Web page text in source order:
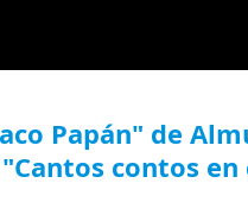
Papán" de
contos en